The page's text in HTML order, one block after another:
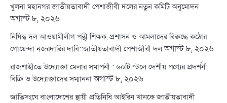
খুলনা মহানগর জাতীয়তাবাদী পেশাজীবী দলের নতুন কমিটি অনুমোদন
অগাস্ট ৮, ২০২৬
নিষিদ্ধ দল আওয়ামীলীগ পন্থী শিক্ষক, প্রশাসন ও আমলাদের বিরুদ্ধে কঠোর
গোয়েন্দা নজরদারির দাবি::জাতীয়তাবাদী পেশাজীবী দল অগাস্ট ৮, ২০২৬
রাজশাহীতে উদ্যোক্তা মেলার সমাপনী : ৬০টি স্টলে দেশীয় পণ্যের প্রদর্শনী,
বিক্রি ও উদ্যোক্তাদের সম্মাননা অগাস্ট ৮, ২০২৬
জাতিসংঘে বাংলাদেশের স্থায়ী প্রতিনিধি আইরিন খানকে জাতীয়তাবাদী